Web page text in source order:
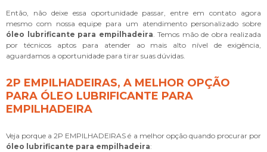
Então, não deixe essa oportunidade passar, entre em contato agora
mesmo com nossa equipe para um atendimento personalizado sobre
óleo lubrificante para empilhadeira. Temos mão de obra realizada
por técnicos aptos para atender ao mais alto nível de exigência,
aguardamos a oportunidade para tirar suas dúvidas.
2P EMPILHADEIRAS, A MELHOR OPÇÃO
PARA ÓLEO LUBRIFICANTE PARA
EMPILHADEIRA
Veja porque a 2P EMPILHADEIRAS é a melhor opção quando procurar por
óleo lubrificante para empilhadeira: